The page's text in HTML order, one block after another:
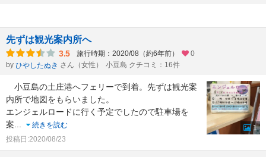
先ずは観光案内所へ
3.5 旅行時期：2020/08（約6年前）
0
by ひやしたぬき さん（女性） 小豆島 クチコミ：16件
小豆島の土庄港へフェリーで到着。先ずは観光案
内所で地図をもらいました。
エンジェルロードに行く予定でしたので駐車場を
案
続きを読む
投稿日:2020/08/23
1